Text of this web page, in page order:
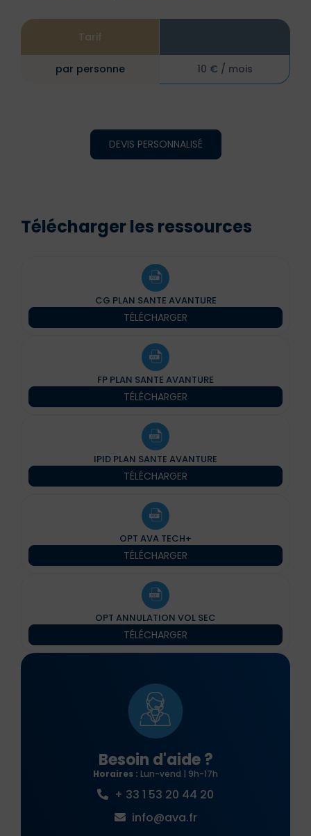
Tarif
par personne 10 € / mois
DEVIS PERSONNALISÉ
Télécharger les ressources
CG PLAN SANTE AVANTURE
TÉLÉCHARGER
FP PLAN SANTE AVANTURE
TÉLÉCHARGER
IPID PLAN SANTE AVANTURE
TÉLÉCHARGER
OPT AVA TECH+
TÉLÉCHARGER
OPT ANNULATION VOL SEC
TÉLÉCHARGER
Besoin d'aide ?
Horaires : Lun-vend | 9h-17h
+ 33 1 53 20 44 20
info@ava.fr